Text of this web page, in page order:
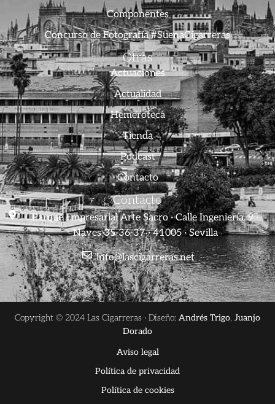
Componentes
Concurso de Fotografía #SuenaCigarreras
Otras
Actuaciones
Actualidad
Hemeroteca
Tienda
Podcast
Contacto
Contacto
Parque Empresarial Arte Sacro · Calle Ingeniería, 9 ·
Naves 35-36-37 · 41005 · Sevilla
info@lascigarreras.net
Copyright © 2024 Las Cigarreras · Diseño: Andrés Trigo, Juanjo
Dorado
Aviso legal
Política de privacidad
Política de cookies